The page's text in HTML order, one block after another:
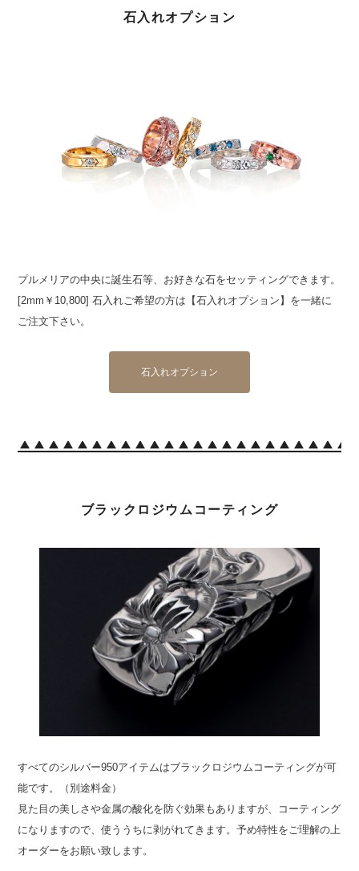
石入れオプション
プルメリアの中央に誕生石等、お好きな石をセッティングできます。
[2mm￥10,800] 石入れご希望の方は【石入れオプション】を一緒に
ご注文下さい。
石入れオプション
ブラックロジウムコーティング
すべてのシルバー950アイテムはブラックロジウムコーティングが可
能です。（別途料金）
見た目の美しさや金属の酸化を防ぐ効果もありますが、コーティング
になりますので、使ううちに剥がれてきます。予め特性をご理解の上
オーダーをお願い致します。